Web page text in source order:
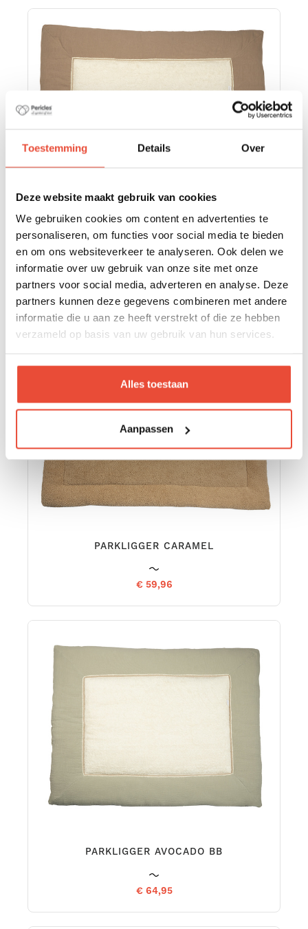
Toestemming Details Over
Deze website maakt gebruik van cookies
We gebruiken cookies om content en advertenties te
personaliseren, om functies voor social media te bieden
en om ons websiteverkeer te analyseren. Ook delen we
informatie over uw gebruik van onze site met onze
partners voor social media, adverteren en analyse. Deze
partners kunnen deze gegevens combineren met andere
informatie die u aan ze heeft verstrekt of die ze hebben
verzameld op basis van uw gebruik van hun services.
Alles toestaan
Aanpassen
PARKLIGGER CHOCOLATE BB
€ 64,95
PARKLIGGER CARAMEL
€ 59,96
PARKLIGGER AVOCADO BB
€ 64,95